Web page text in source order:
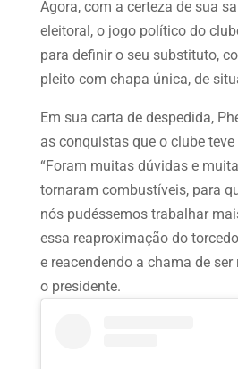
Agora, com a certeza de sua
eleitoral, o jogo político do
para definir o seu substituto,
pleito com chapa única, de
Em sua carta de despedida,
as conquistas que o clube
“Foram muitas dúvidas e
tornaram combustíveis, para
nós pudéssemos trabalhar
essa reaproximação do
e reacendendo a chama de ser
o presidente.